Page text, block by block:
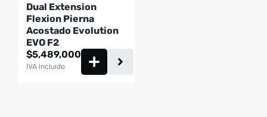
Dual Extension
Flexion Pierna
Acostado Evolution
EVO F2
$5,489,000
IVA incluido